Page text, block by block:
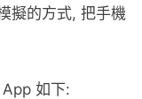
擬的方式, 把手機
如下: